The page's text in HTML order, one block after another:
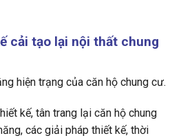
cải tạo lại nội thất chung
hiện trạng của căn hộ chung cư.
kế, tân trang lại căn hộ chung
các giải pháp thiết kế, thời